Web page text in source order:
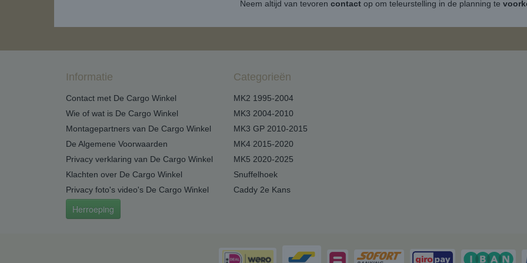
Neem altijd van tevoren contact op om teleurstelling in de planning te
Informatie
Contact met De Cargo Winkel
Wie of wat is De Cargo Winkel
Montagepartners van De Cargo Winkel
De Algemene Voorwaarden
Privacy verklaring van De Cargo Winkel
Klachten over De Cargo Winkel
Privacy foto's video's De Cargo Winkel
Herroeping
Categorieën
MK2 1995-2004
MK3 2004-2010
MK3 GP 2010-2015
MK4 2015-2020
MK5 2020-2025
Snuffelhoek
Caddy 2e Kans